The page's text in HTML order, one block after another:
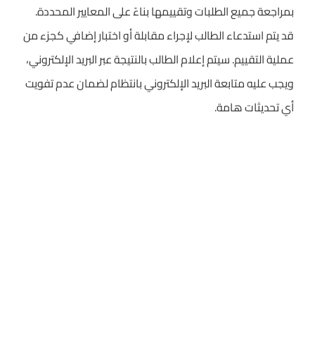
بمراجعة جميع الطلبات وتقييمها بناءً على المعايير المحددة.
قد يتم استدعاء الطالب لإجراء مقابلة أو اختبار إضافي كجزء من
عملية التقييم. سيتم إعلام الطالب بالنتيجة عبر البريد الإلكتروني،
ويجب عليه متابعة البريد الإلكتروني بانتظام لضمان عدم تفويت
أي تحديثات هامة.